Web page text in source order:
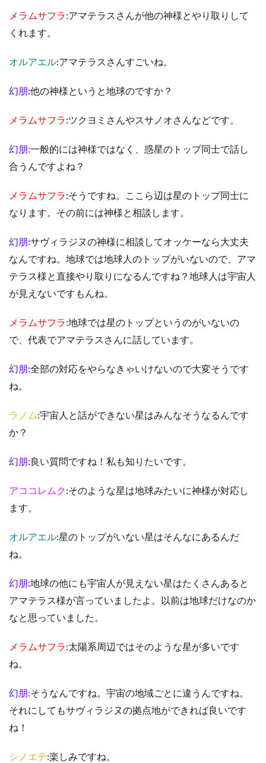
メラムサフラ:アマテラスさんが他の神様とやり取りして
くれます。
オルアエル:アマテラスさんすごいね。
幻朋:他の神様というと地球のですか？
メラムサフラ:ツクヨミさんやスサノオさんなどです。
幻朋:一般的には神様ではなく、惑星のトップ同士で話し
合うんですよね？
メラムサフラ:そうですね。ここら辺は星のトップ同士に
なります。その前には神様と相談します。
幻朋:サヴィラジヌの神様に相談してオッケーなら大丈夫
なんですね。地球では地球人のトップがいないので、アマ
テラス様と直接やり取りになるんですね？地球人は宇宙人
が見えないですもんね。
メラムサフラ:地球では星のトップというのがいないの
で、代表でアマテラスさんに話しています。
幻朋:全部の対応をやらなきゃいけないので大変そうです
ね。
ラノム:宇宙人と話ができない星はみんなそうなるんです
か？
幻朋:良い質問ですね！私も知りたいです。
アココレムク:そのような星は地球みたいに神様が対応し
ます。
オルアエル:星のトップがいない星はそんなにあるんだ
ね。
幻朋:地球の他にも宇宙人が見えない星はたくさんあると
アマテラス様が言っていましたよ。以前は地球だけなのか
なと思っていました。
メラムサフラ:太陽系周辺ではそのような星が多いです
ね。
幻朋:そうなんですね。宇宙の地域ごとに違うんですね。
それにしてもサヴィラジヌの拠点地ができれば良いです
ね！
シノエテ:楽しみですね。